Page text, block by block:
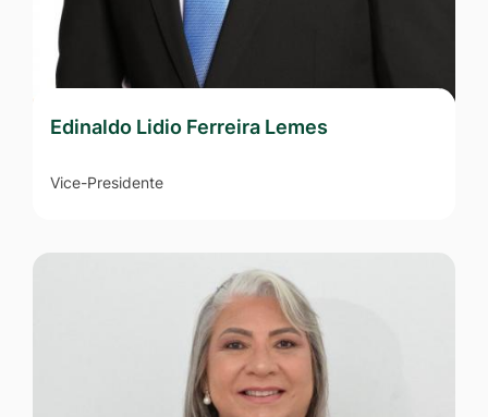
Edinaldo Lidio Ferreira Lemes
Vice-Presidente